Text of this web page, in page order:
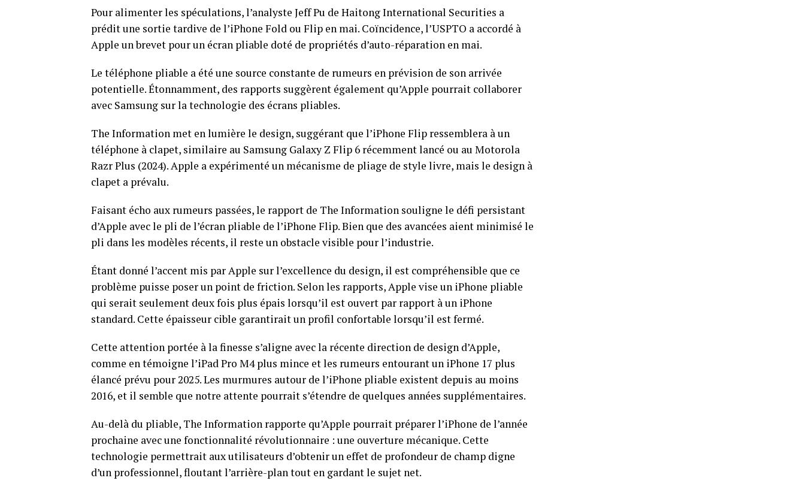
Pour alimenter les spéculations, l’analyste Jeff Pu de Haitong International Securities a
prédit une sortie tardive de l’iPhone Fold ou Flip en mai. Coïncidence, l’USPTO a accordé à
Apple un brevet pour un écran pliable doté de propriétés d’auto-réparation en mai.
Le téléphone pliable a été une source constante de rumeurs en prévision de son arrivée
potentielle. Étonnamment, des rapports suggèrent également qu’Apple pourrait collaborer
avec Samsung sur la technologie des écrans pliables.
The Information met en lumière le design, suggérant que l’iPhone Flip ressemblera à un
téléphone à clapet, similaire au Samsung Galaxy Z Flip 6 récemment lancé ou au Motorola
Razr Plus (2024). Apple a expérimenté un mécanisme de pliage de style livre, mais le design à
clapet a prévalu.
Faisant écho aux rumeurs passées, le rapport de The Information souligne le défi persistant
d’Apple avec le pli de l’écran pliable de l’iPhone Flip. Bien que des avancées aient minimisé le
pli dans les modèles récents, il reste un obstacle visible pour l’industrie.
Étant donné l’accent mis par Apple sur l’excellence du design, il est compréhensible que ce
problème puisse poser un point de friction. Selon les rapports, Apple vise un iPhone pliable
qui serait seulement deux fois plus épais lorsqu’il est ouvert par rapport à un iPhone
standard. Cette épaisseur cible garantirait un profil confortable lorsqu’il est fermé.
Cette attention portée à la finesse s’aligne avec la récente direction de design d’Apple,
comme en témoigne l’iPad Pro M4 plus mince et les rumeurs entourant un iPhone 17 plus
élancé prévu pour 2025. Les murmures autour de l’iPhone pliable existent depuis au moins
2016, et il semble que notre attente pourrait s’étendre de quelques années supplémentaires.
Au-delà du pliable, The Information rapporte qu’Apple pourrait préparer l’iPhone de l’année
prochaine avec une fonctionnalité révolutionnaire : une ouverture mécanique. Cette
technologie permettrait aux utilisateurs d’obtenir un effet de profondeur de champ digne
d’un professionnel, floutant l’arrière-plan tout en gardant le sujet net.